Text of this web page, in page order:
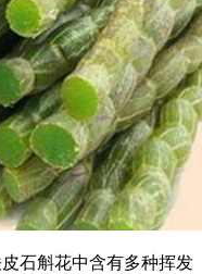
石斛花中含有多种挥发